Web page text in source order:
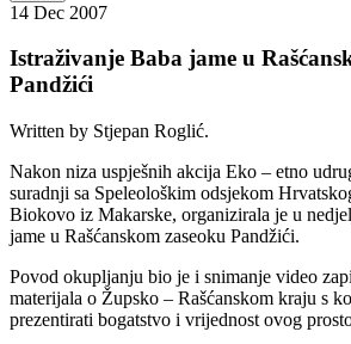
14 Dec 2007
Istraživanje Baba jame u
Pandžići
Written by Stjepan Roglić.
Nakon niza uspješnih akcija Eko – etno
suradnji sa Speleološkim odsjekom
Biokovo iz Makarske, organizirala je u
jame u Rašćanskom zaseoku Pandžići.
Povod okupljanju bio je i snimanje video
materijala o Župsko – Rašćanskom kraju s
prezentirati bogatstvo i vrijednost ovog